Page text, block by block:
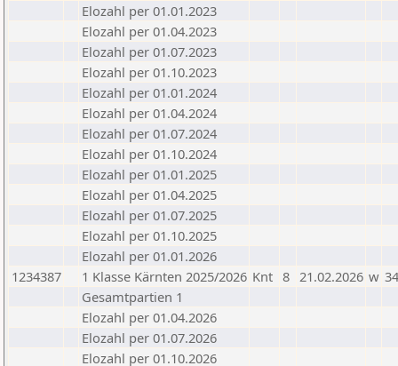
Elozahl per 01.01.2023
Elozahl per 01.04.2023
Elozahl per 01.07.2023
Elozahl per 01.10.2023
Elozahl per 01.01.2024
Elozahl per 01.04.2024
Elozahl per 01.07.2024
Elozahl per 01.10.2024
Elozahl per 01.01.2025
Elozahl per 01.04.2025
Elozahl per 01.07.2025
Elozahl per 01.10.2025
Elozahl per 01.01.2026
1234387
1 Klasse Kärnten 2025/2026 Knt 8 21.02.2026 w
Gesamtpartien 1
Elozahl per 01.04.2026
Elozahl per 01.07.2026
Elozahl per 01.10.2026